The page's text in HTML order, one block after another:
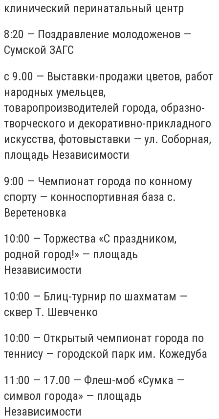
клинический перинатальный центр
8:20 — Поздравление молодоженов —
Сумской ЗАГС
с 9.00 — Выставки-продажи цветов, работ
народных умельцев,
товаропроизводителей города, образно-
творческого и декоративно-прикладного
искусства, фотовыставки — ул. Соборная,
площадь Независимости
9:00 — Чемпионат города по конному
спорту — конноспортивная база с.
Веретеновка
10:00 — Торжества «С праздником,
родной город!» — площадь
Независимости
10:00 — Блиц-турнир по шахматам —
сквер Т. Шевченко
10:00 — Открытый чемпионат города по
теннису — городской парк им. Кожедуба
11:00 — 17.00 — Флеш-моб «Сумка —
символ города» — площадь
Независимости